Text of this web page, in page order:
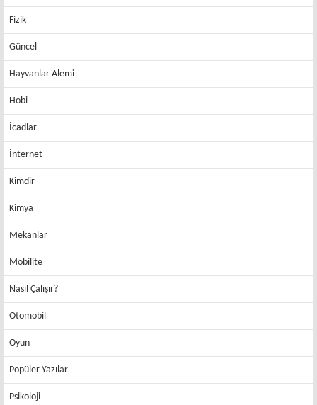
Fizik
Güncel
Hayvanlar Alemi
Hobi
İcadlar
İnternet
Kimdir
Kimya
Mekanlar
Mobilite
Nasıl Çalışır?
Otomobil
Oyun
Popüler Yazılar
Psikoloji